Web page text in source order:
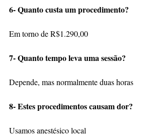
6- Quanto custa um procedimento?
Em torno de R$1.290,00
7- Quanto tempo leva uma sessão?
Depende, mas normalmente duas horas
8- Estes procedimentos causam dor?
Usamos anestésico local